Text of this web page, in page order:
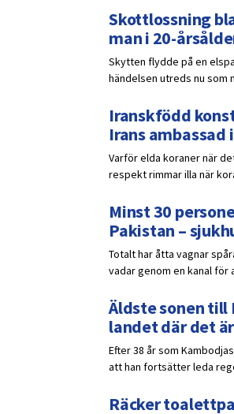
Skottlossning
man i 20-
Skytten flydde på en
händelsen utreds nu som
Iranskfödd
Irans ambassad
Varför elda koraner när
respekt rimmar illa när
Minst 30
Pakistan –
Totalt har åtta vagnar
vadar genom en kanal för
Äldste sonen till
landet där det
Efter 38 år som
att han fortsätter leda
Räcker